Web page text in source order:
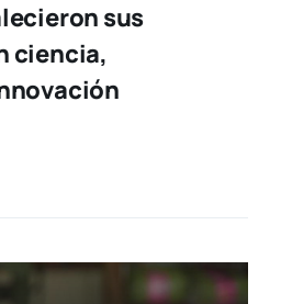
sus
ciencia,